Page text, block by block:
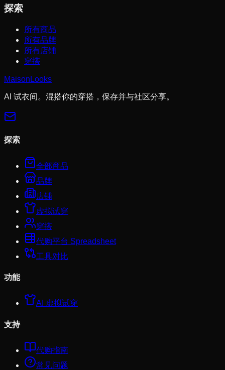
探索
所有商品
所有品牌
所有店铺
穿搭
MaisonLooks
AI 试衣间。混搭你的穿搭，保存并与社区分享。
探索
全部商品
品牌
店铺
虚拟试穿
穿搭
代购平台 Spreadsheet
工具对比
功能
AI 虚拟试穿
支持
代购指南
常见问题